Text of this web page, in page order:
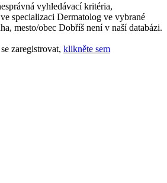
vyhledávací kritéria,
specializaci Dermatolog ve vybrané
mesto/obec Dobříš není v naší databázi.
zaregistrovat, klikněte sem